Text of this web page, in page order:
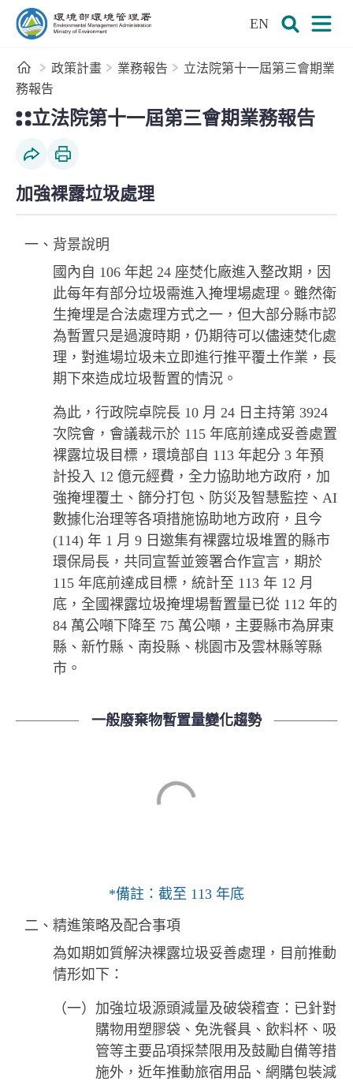
跳到主要內容區塊
EN
首頁政策計畫 業務報告
立法院第十一屆第三會期業
務報告
立法院第十一屆第三會期業務報告
加強裸露垃圾處理
一、背景說明
國內自 106 年起 24 座焚化廠進入整改期，因
此每年有部分垃圾需進入掩埋場處理。雖然衛
生掩埋是合法處理方式之一，但大部分縣市認
為暫置只是過渡時期，仍期待可以儘速焚化處
理，對進場垃圾未立即進行推平覆土作業，長
期下來造成垃圾暫置的情況。
為此，行政院卓院長 10 月 24 日主持第 3924
次院會，會議裁示於 115 年底前達成妥善處置
裸露垃圾目標，環境部自 113 年起分 3 年預
計投入 12 億元經費，全力協助地方政府，加
強掩埋覆土、篩分打包、防災及智慧監控、AI
數據化治理等各項措施協助地方政府，且今
(114) 年 1 月 9 日邀集有裸露垃圾堆置的縣市
環保局長，共同宣誓並簽署合作宣言，期於
115 年底前達成目標，統計至 113 年 12 月
底，全國裸露垃圾掩埋場暫置量已從 112 年的
84 萬公噸下降至 75 萬公噸，主要縣市為屏東
縣、新竹縣、南投縣、桃園市及雲林縣等縣
市。
一般廢棄物暫置量變化趨勢
*備註：截至 113 年底
二、精進策略及配合事項
為如期如質解決裸露垃圾妥善處理，目前推動
情形如下：
（一）加強垃圾源頭減量及破袋稽查：已針對
購物用塑膠袋、免洗餐具、飲料杯、吸
管等主要品項採禁限用及鼓勵自備等措
施外，近年推動旅宿用品、網購包裝減